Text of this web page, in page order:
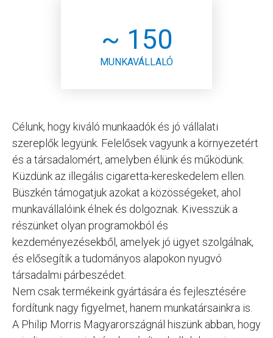
~ 150
MUNKAVÁLLALÓ
Célunk, hogy kiváló munkaadók és jó vállalati
szereplők legyünk. Felelősek vagyunk a környezetért
és a társadalomért, amelyben élünk és működünk.
Küzdünk az illegális cigaretta-kereskedelem ellen.
Büszkén támogatjuk azokat a közösségeket, ahol
munkavállalóink élnek és dolgoznak. Kivesszük a
részünket olyan programokból és
kezdeményezésekből, amelyek jó ügyet szolgálnak,
és elősegítik a tudományos alapokon nyugvó
társadalmi párbeszédet.
Nem csak termékeink gyártására és fejlesztésére
fordítunk nagy figyelmet, hanem munkatársainkra is.
A Philip Morris Magyarországnál hiszünk abban, hogy